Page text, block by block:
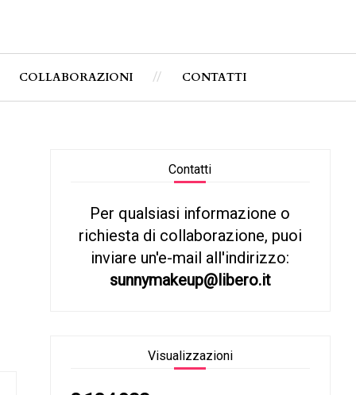
COLLABORAZIONI CONTATTI
Contatti
Per qualsiasi informazione o
richiesta di collaborazione, puoi
inviare un'e-mail all'indirizzo:
sunnymakeup@libero.it
Visualizzazioni